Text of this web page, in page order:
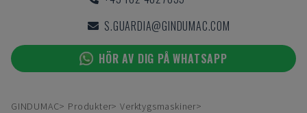
S.GUARDIA@GINDUMAC.COM
HÖR AV DIG PÅ WHATSAPP
GINDUMAC Produkter
Verktygsmaskiner